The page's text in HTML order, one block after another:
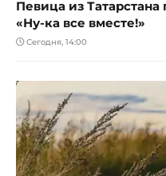
Певица из
«Ну-ка все вместе!»
Сегодня, 14:00